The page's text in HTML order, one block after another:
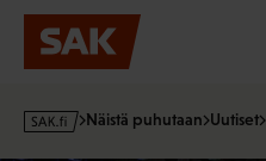
Hyppää
sisältöön
s
Näistä puhutaan Uutiset